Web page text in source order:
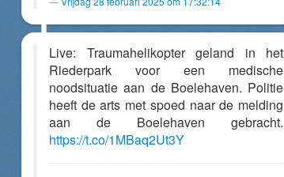
Live: Traumahelikopter geland in het
Riederpark voor een medische
noodsituatie aan de Boelehaven. Politie
heeft de arts met spoed naar de melding
aan de Boelehaven gebracht.
https://t.co/1MBaq2Ut3Y